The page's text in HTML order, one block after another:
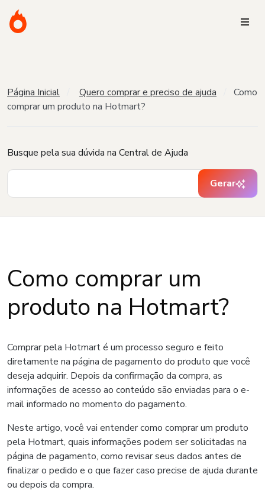
Página Inicial Quero comprar e preciso de ajuda
Como
comprar um produto na Hotmart?
Busque pela sua dúvida na Central de Ajuda
Gerar
Como comprar um
produto na Hotmart?
Comprar pela Hotmart é um processo seguro e feito
diretamente na página de pagamento do produto que você
deseja adquirir. Depois da confirmação da compra, as
informações de acesso ao conteúdo são enviadas para o e-
mail informado no momento do pagamento.
Neste artigo, você vai entender como comprar um produto
pela Hotmart, quais informações podem ser solicitadas na
página de pagamento, como revisar seus dados antes de
finalizar o pedido e o que fazer caso precise de ajuda durante
ou depois da compra.